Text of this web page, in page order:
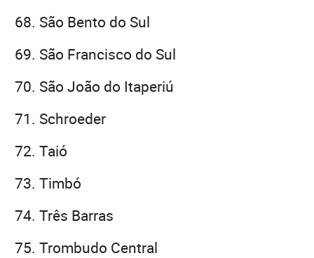
São Bento do Sul
São Francisco do Sul
São João do Itaperiú
Schroeder
Taió
Timbó
Três Barras
Trombudo Central